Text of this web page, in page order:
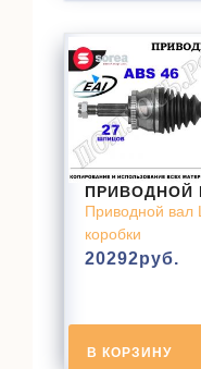
ПРИВОДНОЙ
Приводной вал
коробки
20292руб.
В КОРЗИНУ